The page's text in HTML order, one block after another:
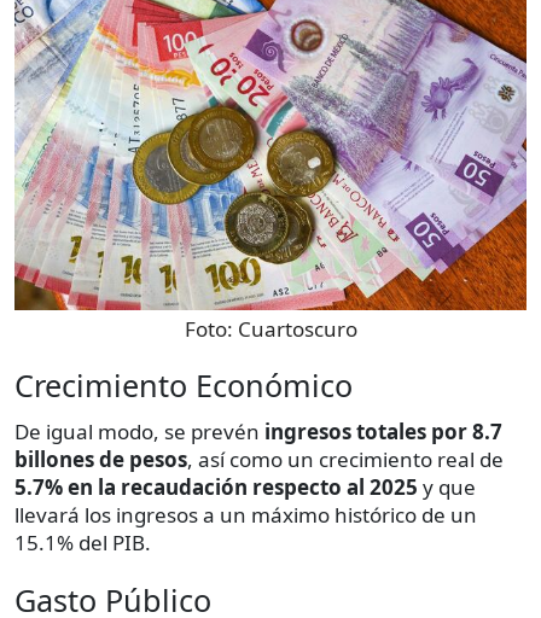
Foto: Cuartoscuro
Crecimiento Económico
De igual modo, se prevén ingresos totales por 8.7
billones de pesos, así como un crecimiento real de
5.7% en la recaudación respecto al 2025 y que
llevará los ingresos a un máximo histórico de un
15.1% del PIB.
Gasto Público